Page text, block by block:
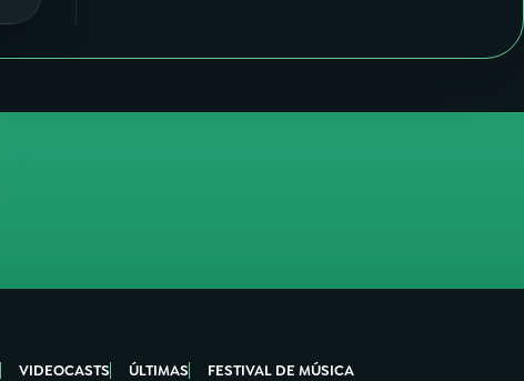
VIDEOCASTS ÚLTIMAS FESTIVAL DE MÚSICA